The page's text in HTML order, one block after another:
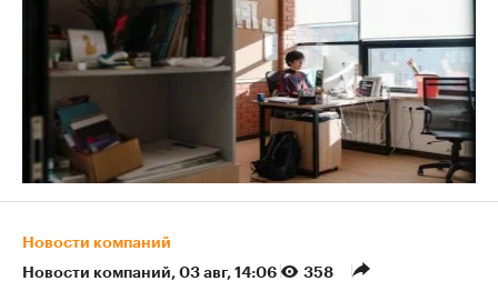
Новости компаний
Новости компаний⁠, 03 авг, 14:06 358